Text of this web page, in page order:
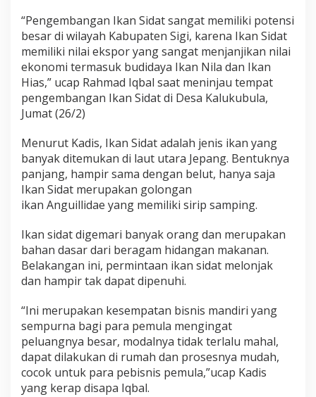
“Pengembangan Ikan Sidat sangat memiliki potensi
besar di wilayah Kabupaten Sigi, karena Ikan Sidat
memiliki nilai ekspor yang sangat menjanjikan nilai
ekonomi termasuk budidaya Ikan Nila dan Ikan
Hias,” ucap Rahmad Iqbal saat meninjau tempat
pengembangan Ikan Sidat di Desa Kalukubula,
Jumat (26/2)
Menurut Kadis, Ikan Sidat adalah jenis ikan yang
banyak ditemukan di laut utara Jepang. Bentuknya
panjang, hampir sama dengan belut, hanya saja
Ikan Sidat merupakan golongan
ikan Anguillidae yang memiliki sirip samping.
Ikan sidat digemari banyak orang dan merupakan
bahan dasar dari beragam hidangan makanan.
Belakangan ini, permintaan ikan sidat melonjak
dan hampir tak dapat dipenuhi.
“Ini merupakan kesempatan bisnis mandiri yang
sempurna bagi para pemula mengingat
peluangnya besar, modalnya tidak terlalu mahal,
dapat dilakukan di rumah dan prosesnya mudah,
cocok untuk para pebisnis pemula,”ucap Kadis
yang kerap disapa Iqbal.